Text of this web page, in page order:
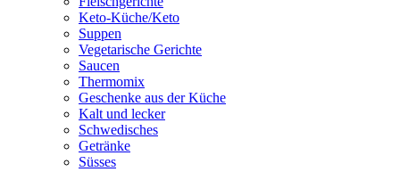
Keto-Küche/Keto
Suppen
Vegetarische Gerichte
Saucen
Thermomix
Geschenke aus der Küche
Kalt und lecker
Schwedisches
Getränke
Süsses